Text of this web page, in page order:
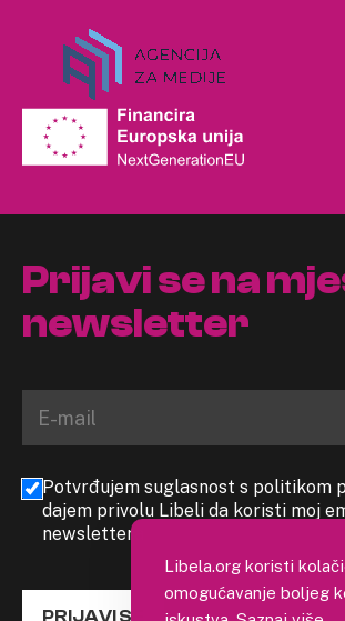
Prijavi se na
newsletter
Potvrđujem suglasnost s politikom
dajem privolu Libeli da koristi moj
newslettera
Libela.org koristi
omogućavanje boljeg